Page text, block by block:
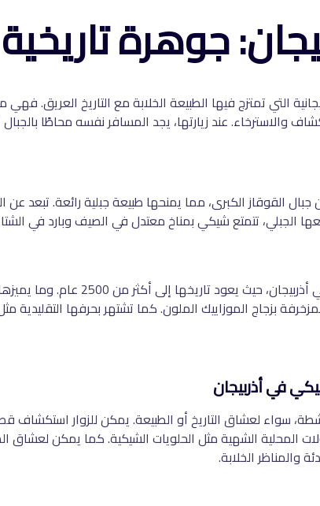
جوهرة
التي تمتزج فيها الطبيعة الخلابة مع التاريخ العريق.
والاسترخاء. عند زيارتها، يجد المسافر نفسه محاطًا
الجبلي، تتمتع شيكي بمناخ معتدل في الصيف وبارد في
حيث يعود تاريخها إلى أكثر من2500 عام.وما
بزجاج الموزاييك الملون. كما تشتهر بحرفها التقليدية
في أذربيجان
سواء لعشاق التاريخ أو الطبيعة. يمكن للزوار استكشاف
المحلية الشهية مثل الحلويات الشيكية.كما يمكن لعشاق
والمناظر الخلابة.